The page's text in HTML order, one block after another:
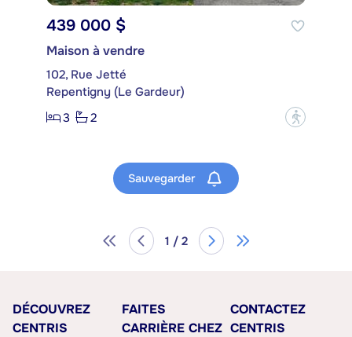
439 000 $
Maison à vendre
102, Rue Jetté
Repentigny (Le Gardeur)
3
2 ?
Sauvegarder
1 / 2
DÉCOUVREZ
CENTRIS
FAITES
CARRIÈRE CHEZ
CONTACTEZ
CENTRIS